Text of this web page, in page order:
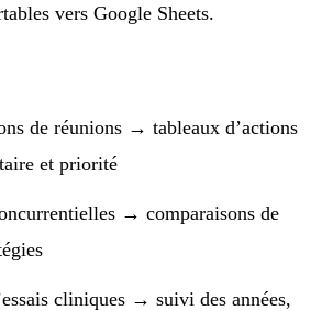
vers Google Sheets.
de réunions → tableaux d’actions
et priorité
→ comparaisons de
cliniques → suivi des années,